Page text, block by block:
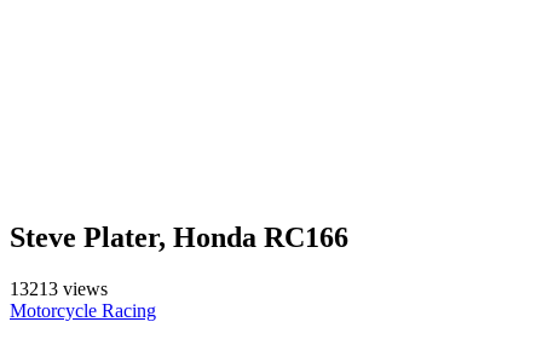
Steve Plater, Honda RC166
13213 views
Motorcycle Racing